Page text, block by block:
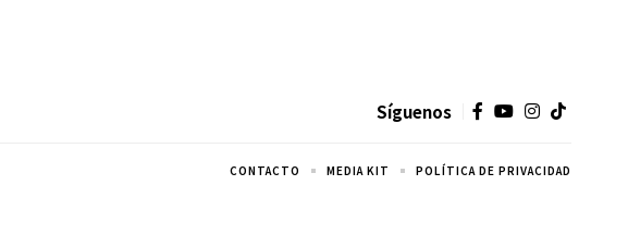
Síguenos
CONTACTO MEDIA KIT POLÍTICA DE PRIVACIDAD